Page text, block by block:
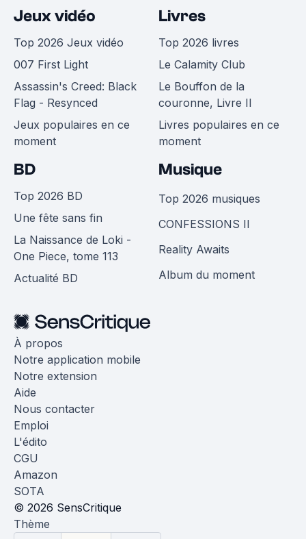
Jeux vidéo
Top 2026 Jeux vidéo
007 First Light
Assassin's Creed: Black
Flag - Resynced
Jeux populaires en ce
moment
Livres
Top 2026 livres
Le Calamity Club
Le Bouffon de la
couronne, Livre II
Livres populaires en ce
moment
BD
Top 2026 BD
Une fête sans fin
La Naissance de Loki -
One Piece, tome 113
Actualité BD
Musique
Top 2026 musiques
CONFESSIONS II
Reality Awaits
Album du moment
À propos
Notre application mobile
Notre extension
Aide
Nous contacter
Emploi
L'édito
CGU
Amazon
SOTA
© 2026 SensCritique
Thème